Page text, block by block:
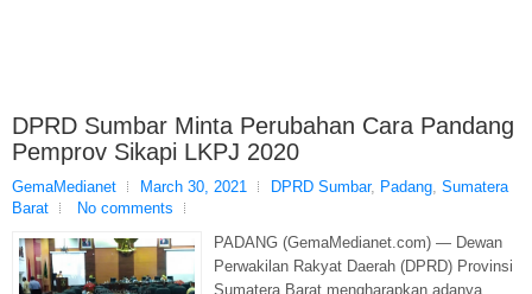
DPRD Sumbar Minta Perubahan Cara Pandang
Pemprov Sikapi LKPJ 2020
GemaMedianet March 30, 2021 DPRD Sumbar, Padang, Sumatera
Barat
No comments
PADANG (GemaMedianet.com) — Dewan
Perwakilan Rakyat Daerah (DPRD) Provinsi
Sumatera Barat mengharapkan adanya